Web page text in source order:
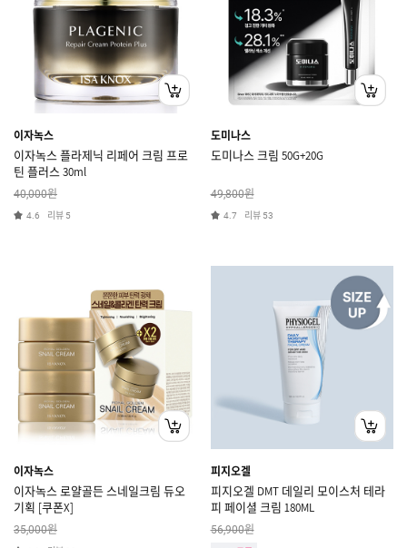
이자녹스
이자녹스 플라제닉 리페어 크림 프로
틴 플러스 30ml
40,000원
4.6 리뷰 5
도미나스
도미나스 크림 50G+20G
49,800원
4.7 리뷰 53
이자녹스
이자녹스 로얄골든 스네일크림 듀오
기획 [쿠폰X]
35,000원
피지오겔
피지오겔 DMT 데일리 모이스처 테라
피 페이셜 크림 180ML
56,900원